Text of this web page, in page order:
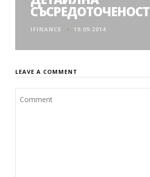
СЪСРЕДОТОЧЕНОСТ
IFINANCE 19.09.2014
LEAVE A COMMENT